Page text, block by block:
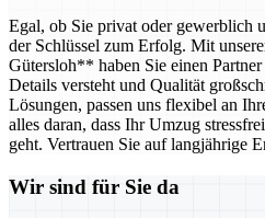
Egal, ob Sie privat oder gewerblich
der Schlüssel zum Erfolg. Mit
Gütersloh** haben Sie einen
Details versteht und Qualität
Lösungen, passen uns flexibel an
alles daran, dass Ihr Umzug
geht. Vertrauen Sie auf langjährige
Wir sind für Sie da